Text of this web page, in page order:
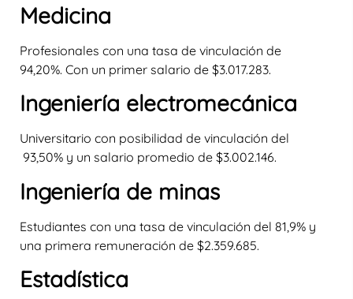
Medicina
Profesionales con una tasa de vinculación de
94,20%. Con un primer salario de $3.017.283.
Ingeniería electromecánica
Universitario con posibilidad de vinculación del
93,50% y un salario promedio de $3.002.146.
Ingeniería de minas
Estudiantes con una tasa de vinculación del 81,9% y
una primera remuneración de $2.359.685.
Estadística